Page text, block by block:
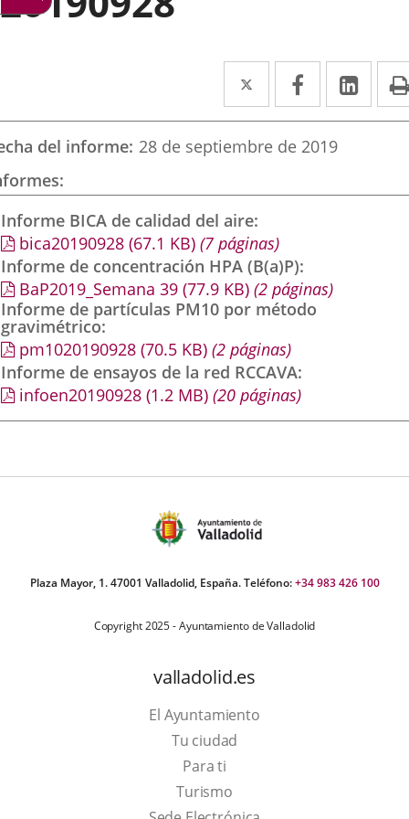
Twitter
Enlace
a
una
externa.
Facebook
Enlace
a
una
externa.
a
del informe 28 de septiembre de 2019
Informe BICA de calidad del aire
bica20190928 (67.1 KB) (7 páginas)
Informe de concentración HPA (B(a)P)
BaP2019_Semana 39 (77.9 KB) (2 páginas)
Informe de partículas PM10 por método
gravimétrico
pm1020190928 (70.5 KB) (2 páginas)
Informe de ensayos de la red RCCAVA
infoen20190928 (1.2 MB) (20 páginas)
Plaza Mayor, 1. 47001 Valladolid, España. Teléfono:+34 983 426 100
Copyright 2025 - Ayuntamiento de Valladolid
valladolid.es
El Ayuntamiento
Tu ciudad
Para ti
TurismoThis